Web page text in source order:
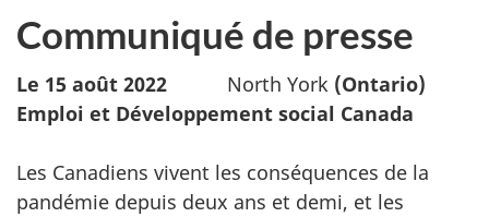
Communiqué de presse
Le 15 août 2022 North York (Ontario)
Emploi et Développement social Canada
Les Canadiens vivent les conséquences de la
pandémie depuis deux ans et demi, et les